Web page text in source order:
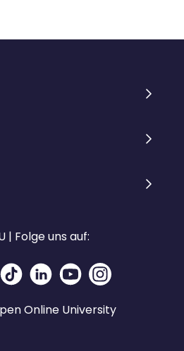
| Folge uns auf:
Online University